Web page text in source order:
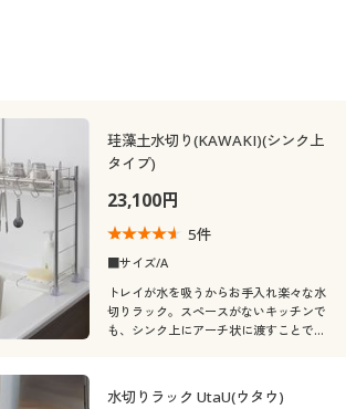
珪藻土水切り(KAWAKI)(シンク上
タイプ)
23,100円
5件
■サイズ/A
トレイが水を吸うからお手入れ楽々な水
切りラック。スペースがないキッチンで
も、シンク上にアーチ状に渡すことでス
水切りラック UtaU(ウタウ)